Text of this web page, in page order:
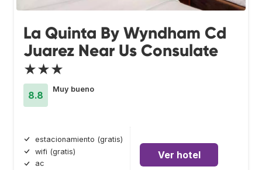
La Quinta By Wyndham Cd
Juarez Near Us Consulate
★★★
8.8
Muy bueno
estacionamiento (gratis)
wifi (gratis)
ac
Ver hotel